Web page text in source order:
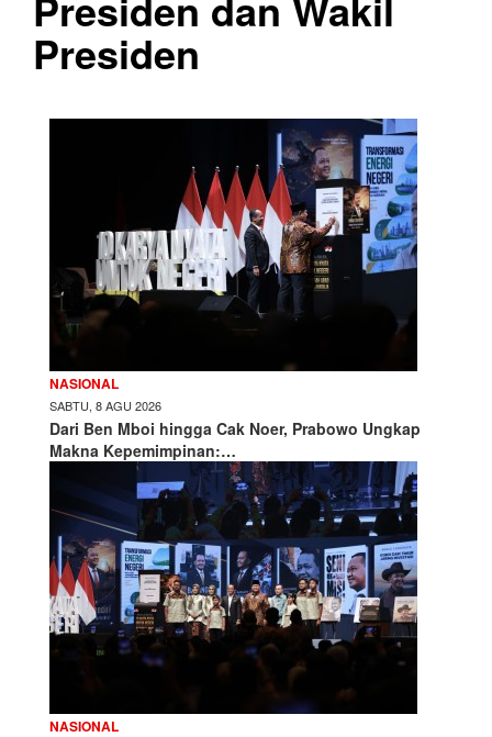
Presiden
NASIONAL
SABTU, 8 AGU 2026
Dari Ben Mboi hingga Cak Noer, Prabowo Ungkap
Makna Kepemimpinan:…
NASIONAL